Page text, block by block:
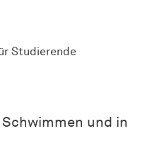
Studierende
und in